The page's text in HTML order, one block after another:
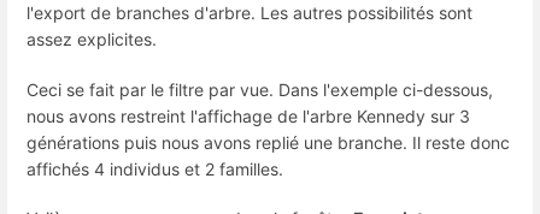
l'export de branches d'arbre. Les autres possibilités sont
assez explicites.
Ceci se fait par le filtre par vue. Dans l'exemple ci-dessous,
nous avons restreint l'affichage de l'arbre Kennedy sur 3
générations puis nous avons replié une branche. Il reste donc
affichés 4 individus et 2 familles.